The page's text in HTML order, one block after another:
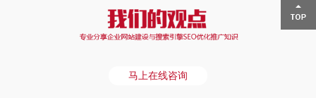
马上在线咨询